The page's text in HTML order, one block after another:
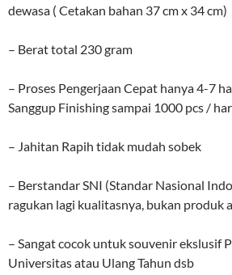
dewasa ( Cetakan bahan 37 cm x 34 cm)
– Berat total 230 gram
– Proses Pengerjaan Cepat hanya 4-7
Sanggup Finishing sampai 1000 pcs /
– Jahitan Rapih tidak mudah sobek
– Berstandar SNI (Standar Nasional
ragukan lagi kualitasnya, bukan produk
– Sangat cocok untuk souvenir ekslusif
Universitas atau Ulang Tahun dsb